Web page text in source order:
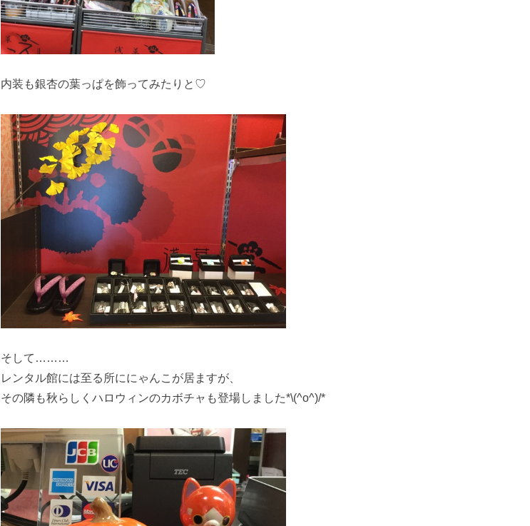
内装も銀杏の葉っぱを飾ってみたりと♡
そして………
レンタル館には至る所ににゃんこが居ますが、
その隣も秋らしくハロウィンのカボチャも登場しました*\(^o^)/*